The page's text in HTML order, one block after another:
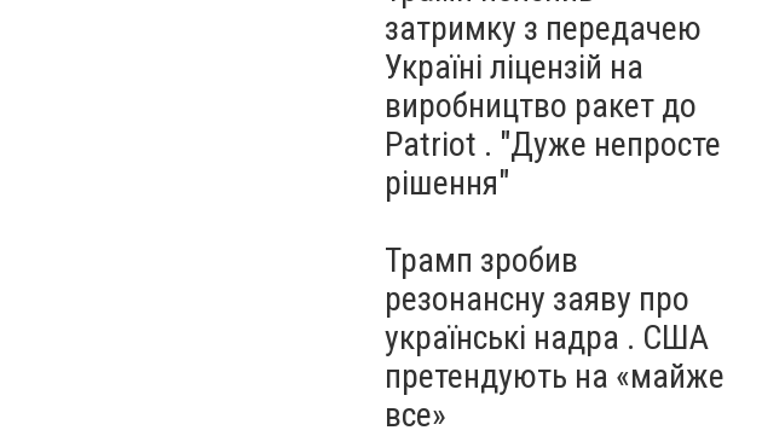
затримку з передачею
Україні ліцензій на
виробництво ракет до
Patriot . "Дуже непросте
рішення"
Трамп зробив
резонансну заяву про
українські надра . США
претендують на «майже
все»